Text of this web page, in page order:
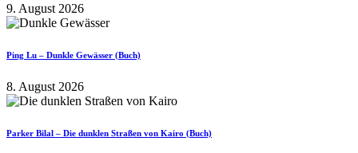
9. August 2026
Ping Lu – Dunkle Gewässer (Buch)
8. August 2026
Parker Bilal – Die dunklen Straßen von Kairo (Buch)